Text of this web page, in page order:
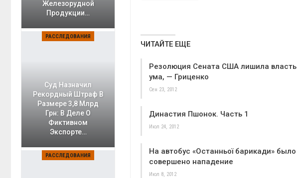
ЧИТАЙТЕ ЕЩЕ
Резолюция Сената США лишила власть
ума, — Гриценко
Сен 23, 2012
Династия Пшонок. Часть 1
Июл 24, 2012
На автобус «Останньої барикади» было
совершено нападение
Июл 8, 2012
Железорудной
Продукции…
РАССЛЕДОВАНИЯ
Суд Назначил
Рекордный Штраф В
Размере 3,8 Млрд
Грн: В Деле О
Фиктивном
Экспорте…
РАССЛЕДОВАНИЯ